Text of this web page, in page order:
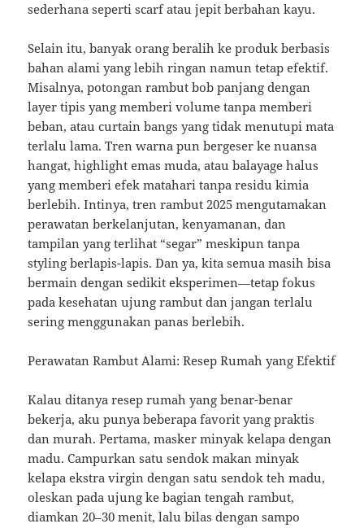
sederhana seperti scarf atau jepit berbahan kayu.
Selain itu, banyak orang beralih ke produk berbasis
bahan alami yang lebih ringan namun tetap efektif.
Misalnya, potongan rambut bob panjang dengan
layer tipis yang memberi volume tanpa memberi
beban, atau curtain bangs yang tidak menutupi mata
terlalu lama. Tren warna pun bergeser ke nuansa
hangat, highlight emas muda, atau balayage halus
yang memberi efek matahari tanpa residu kimia
berlebih. Intinya, tren rambut 2025 mengutamakan
perawatan berkelanjutan, kenyamanan, dan
tampilan yang terlihat “segar” meskipun tanpa
styling berlapis-lapis. Dan ya, kita semua masih bisa
bermain dengan sedikit eksperimen—tetap fokus
pada kesehatan ujung rambut dan jangan terlalu
sering menggunakan panas berlebih.
Perawatan Rambut Alami: Resep Rumah yang Efektif
Kalau ditanya resep rumah yang benar-benar
bekerja, aku punya beberapa favorit yang praktis
dan murah. Pertama, masker minyak kelapa dengan
madu. Campurkan satu sendok makan minyak
kelapa ekstra virgin dengan satu sendok teh madu,
oleskan pada ujung ke bagian tengah rambut,
diamkan 20–30 menit, lalu bilas dengan sampo